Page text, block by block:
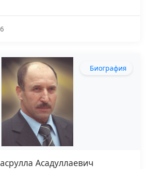
Биография
Асадуллаевич